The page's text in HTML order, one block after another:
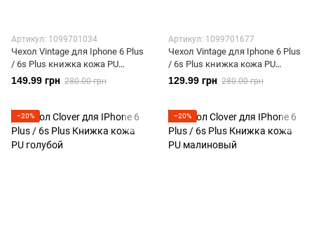
Артикул: 1099701034
Чехол Vintage для Iphone 6 Plus
/ 6s Plus книжка кожа PU
голубой
149.99 грн 280.00 грн
Артикул: 1099701677
Чехол Vintage для Iphone 6 Plus
/ 6s Plus книжка кожа PU
черный
129.99 грн 280.00 грн
−20% −20%